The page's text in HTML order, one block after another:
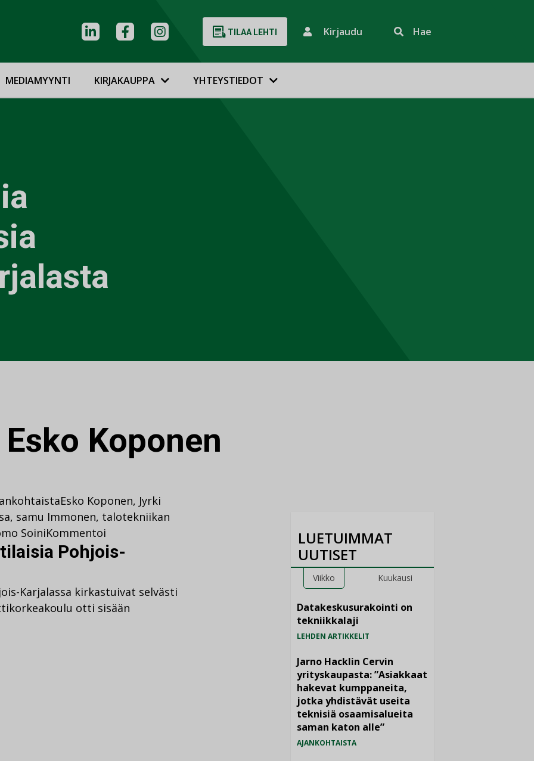
TILAA LEHTI Kirjaudu Hae
MEDIAMYYNTI KIRJAKAUPPA YHTEYSTIEDOT
Esko Koponen
Esko Koponen, Jyrki
, samu Immonen, talotekniikan
SoiniKommentoi
Pohjois-
Karjalassa kirkastuivat selvästi
otti sisään
LUETUIMMAT
UUTISET
Viikko Kuukausi
Datakeskusurakointi on
tekniikkalaji
LEHDEN ARTIKKELIT
Jarno Hacklin Cervin
yrityskaupasta: ”Asiakkaat
hakevat kumppaneita,
jotka yhdistävät useita
teknisiä osaamisalueita
saman katon alle”
AJANKOHTAISTA